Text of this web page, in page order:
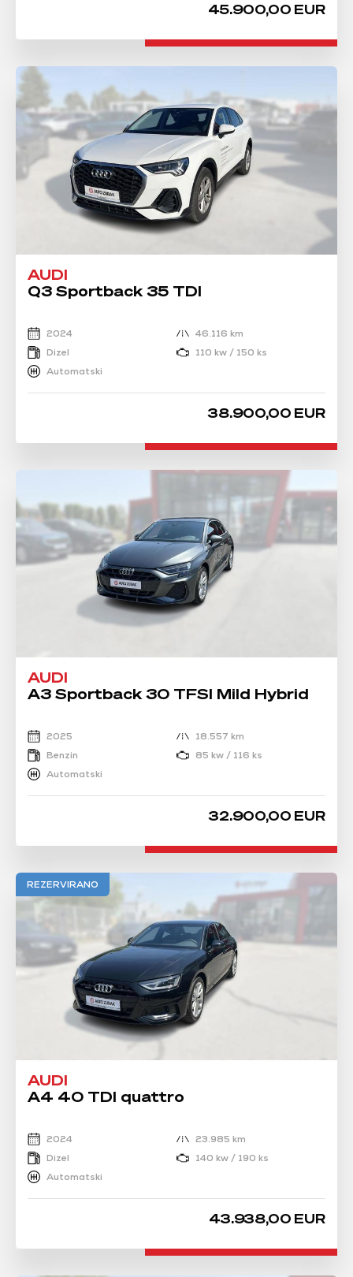
45.900,00 EUR
AUDI
Q3 Sportback 35 TDI
2024
46.116 km
Dizel
110 kw / 150 ks
Automatski
38.900,00 EUR
AUDI
A3 Sportback 30 TFSI Mild Hybrid
2025
18.557 km
Benzin
85 kw / 116 ks
Automatski
32.900,00 EUR
REZERVIRANO
AUDI
A4 40 TDI quattro
2024
23.985 km
Dizel
140 kw / 190 ks
Automatski
43.938,00 EUR